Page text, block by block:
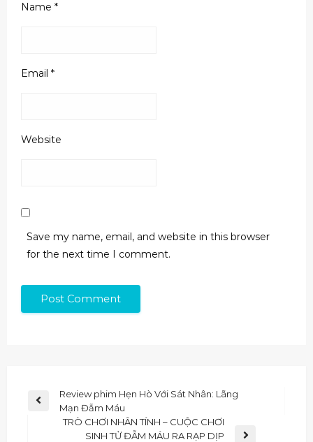
Name *
Email *
Website
Save my name, email, and website in this browser
for the next time I comment.
Review phim Hẹn Hò Với Sát Nhân: Lãng
Mạn Đẫm Máu
TRÒ CHƠI NHÂN TÍNH – CUỘC CHƠI
SINH TỬ ĐẪM MÁU RA RẠP DỊP